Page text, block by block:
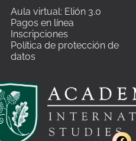
Aula virtual: Elión 3.0
Pagos en línea
Inscripciones
Política de protección de
datos